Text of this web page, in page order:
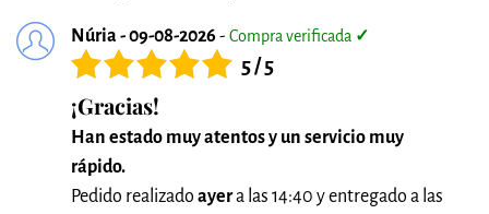
Núria - 09-08-2026 - Compra verificada ✓
5 / 5
¡Gracias!
Han estado muy atentos y un servicio muy
rápido.
Pedido realizado ayera las 14:40 y entregado a las